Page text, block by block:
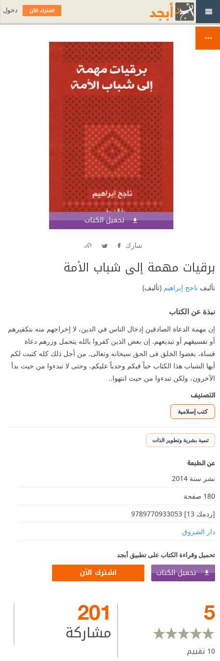
تحميل الكتاب
شارك
برقيات مهمة إلى شباب الأمة
تأليف ناجح إبراهيم (تأليف)
نبذة عن الكتاب
إن مهمة الدعاة الصادقين إدخال الناس في الدين، لا إخراجهم منه بتكفيرهم
أو تفسيقهم أو تبديعهم. إن بعض الذين كفروا بالله يتحمل وزرهم دعاة
قساة، بغضوا الخلق فى الحق سبحانه وتعالى. من أجل ذلك كله كتبت لكم
أيها الشباب هذا الكتاب حباً فيكم وحدباً عليكم، وحتى لا تبدءوا من حيث بدأ
الآخرون، ولكن تبدءوا من حيث انتهوا..
التصنيف
كتب إسلامية
تنمية بشرية وتطوير الذات
عن الطبعة
نشر سنة 2014
180 صفحة
[ردمك 13] 9789770933053
دار الشروق
تحميل وقراءة الكتاب على تطبيق أبجد
تحميل الكتاب اشترك الآن
5
10 تقييم
201
مشاركة
اشترك الآن دخول